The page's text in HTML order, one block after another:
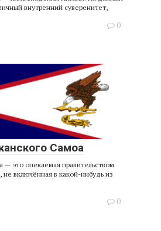
внутренний суверенитет,
0
Самоа
— это опекаемая правительством
включённая в какой-нибудь из
0